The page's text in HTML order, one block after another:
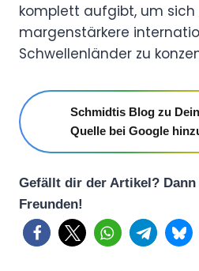
komplett aufgibt, um sich
margenstärkere
Schwellenländer zu
Schmidtis Blog zu
Quelle bei Google
Gefällt dir der Artikel?
Freunden!